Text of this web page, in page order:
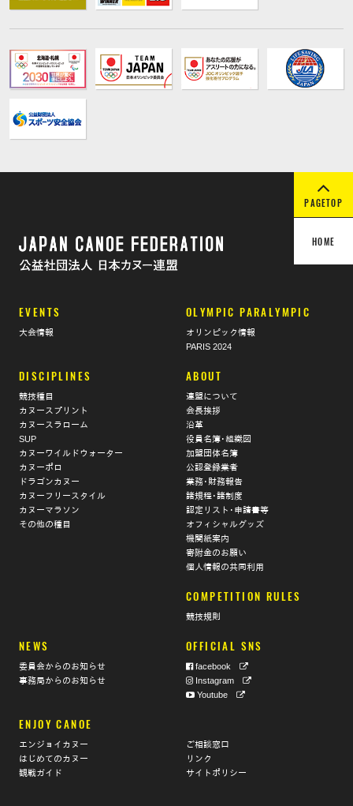
PAGETOP
HOME
EVENTS OLYMPIC PARALYMPIC
大会情報
オリンピック情報
PARIS 2024
DISCIPLINES ABOUT
競技種目
連盟について
カヌースプリント
会長挨拶
カヌースラローム
沿革
SUP
役員名簿･組織図
カヌーワイルドウォーター
加盟団体名簿
カヌーポロ
公認登録業者
ドラゴンカヌー
業務･財務報告
カヌーフリースタイル
諸規程･諸制度
カヌーマラソン
認定リスト･申請書等
その他の種目
オフィシャルグッズ
機関紙案内
寄附金のお願い
個人情報の共同利用
COMPETITION RULES
競技規則
NEWS OFFICIAL SNS
委員会からのお知らせ
facebook
事務局からのお知らせ
Instagram
Youtube
ENJOY CANOE
エンジョイカヌー
ご相談窓口
はじめてのカヌー
リンク
観戦ガイド
サイトポリシー